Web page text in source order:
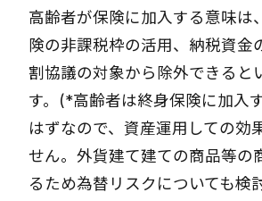
高齢者が保険に加入する意味は
険の非課税枠の活用、納税資金
割協議の対象から除外できると
す。(*高齢者は終身保険に加入
はずなので、資産運用しての効
せん。外貨建て建ての商品等の
るため為替リスクについても検